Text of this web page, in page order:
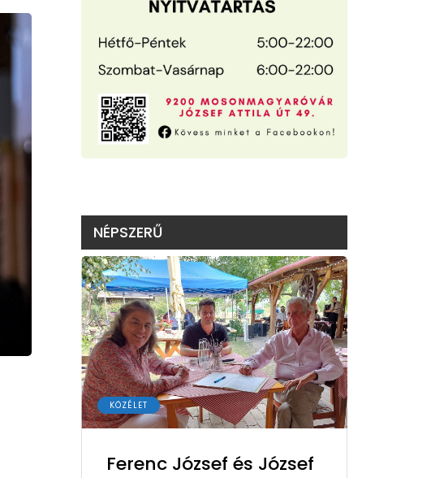
NÉPSZERŰ
KÖZÉLET
Ferenc József és József